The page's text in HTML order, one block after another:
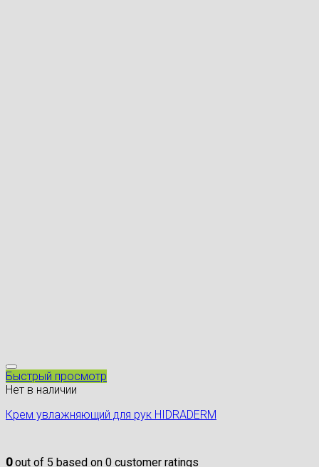
Быстрый просмотр
Нет в наличии
Крем увлажняющий для рук HIDRADERM
0out of 5 based on 0 customer ratings